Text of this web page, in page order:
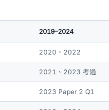
2019–2024
2020、2022
2021、2023 考過
2023 Paper 2 Q1